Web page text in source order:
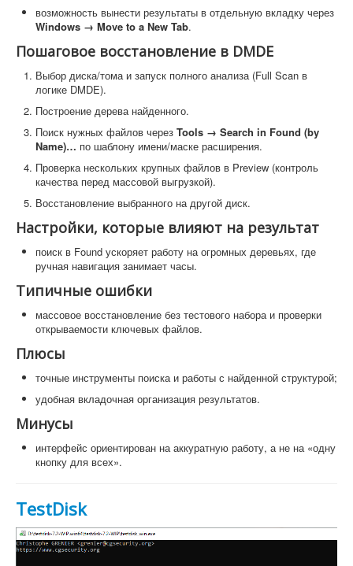
возможность вынести результаты в отдельную вкладку через
Windows → Move to a New Tab.
Пошаговое восстановление в DMDE
Выбор диска/тома и запуск полного анализа (Full Scan в
логике DMDE).
Построение дерева найденного.
Поиск нужных файлов через Tools → Search in Found (by
Name)… по шаблону имени/маске расширения.
Проверка нескольких крупных файлов в Preview (контроль
качества перед массовой выгрузкой).
Восстановление выбранного на другой диск.
Настройки, которые влияют на результат
поиск в Found ускоряет работу на огромных деревьях, где
ручная навигация занимает часы.
Типичные ошибки
массовое восстановление без тестового набора и проверки
открываемости ключевых файлов.
Плюсы
точные инструменты поиска и работы с найденной структурой;
удобная вкладочная организация результатов.
Минусы
интерфейс ориентирован на аккуратную работу, а не на «одну
кнопку для всех».
TestDisk